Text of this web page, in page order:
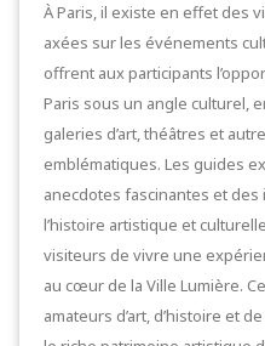
À Paris, il existe en effet des
axées sur les événements
offrent aux participants
Paris sous un angle culturel,
galeries d’art, théâtres et
emblématiques. Les guides
anecdotes fascinantes et
l’histoire artistique et
visiteurs de vivre une
au cœur de la Ville Lumière.
amateurs d’art, d’histoire et